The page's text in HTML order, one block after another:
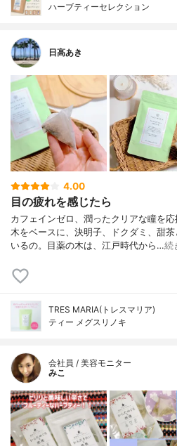
ハーブティーセレクション
日高あき
4.00
目の疲れを感じたら
カフェインゼロ、潤ったクリアな瞳を
木をベースに、決明子、ドクダミ、甜
いるの。目薬の木は、江戸時代から…続
TRES MARIA(トレスマリア)
ティー メグスリノキ
会社員 / 美容モニター
みこ